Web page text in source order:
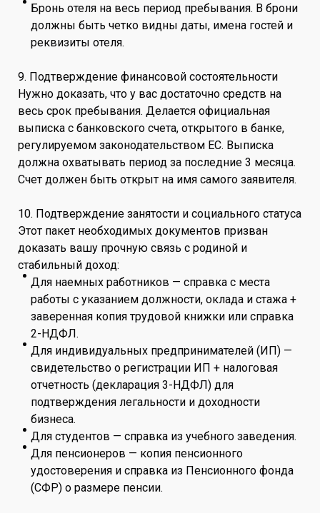
Бронь отеля на весь период пребывания. В брони
должны быть четко видны даты, имена гостей и
реквизиты отеля.
9. Подтверждение финансовой состоятельности
Нужно доказать, что у вас достаточно средств на
весь срок пребывания. Делается официальная
выписка с банковского счета, открытого в банке,
регулируемом законодательством ЕС. Выписка
должна охватывать период за последние 3 месяца.
Счет должен быть открыт на имя самого заявителя.
10. Подтверждение занятости и социального статуса
Этот пакет необходимых документов призван
доказать вашу прочную связь с родиной и
стабильный доход:
Для наемных работников — справка с места
работы с указанием должности, оклада и стажа +
заверенная копия трудовой книжки или справка
2-НДФЛ.
Для индивидуальных предпринимателей (ИП) —
свидетельство о регистрации ИП + налоговая
отчетность (декларация 3-НДФЛ) для
подтверждения легальности и доходности
бизнеса.
Для студентов — справка из учебного заведения.
Для пенсионеров — копия пенсионного
удостоверения и справка из Пенсионного фонда
(СФР) о размере пенсии.